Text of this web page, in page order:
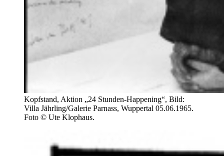
Kopfstand, Aktion „24 Stunden-Happening“, Bild:
Villa Jährling/Galerie Parnass, Wuppertal 05.06.1965.
Foto © Ute Klophaus.